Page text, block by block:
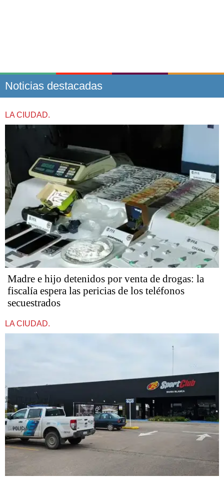
Noticias destacadas
LA CIUDAD.
Madre e hijo detenidos por venta de drogas: la
fiscalía espera las pericias de los teléfonos
secuestrados
LA CIUDAD.